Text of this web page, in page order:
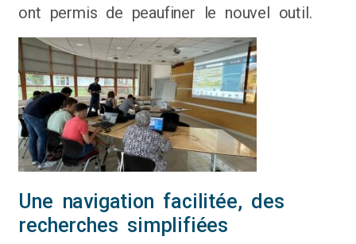
ont permis de peaufiner le nouvel outil.
Une navigation facilitée, des
recherches simplifiées